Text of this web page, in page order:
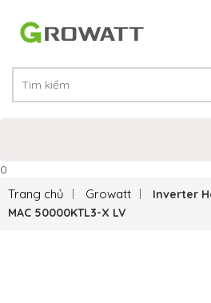
0
Trang chủ Growatt
Inverter
MAC 50000KTL3-X LV